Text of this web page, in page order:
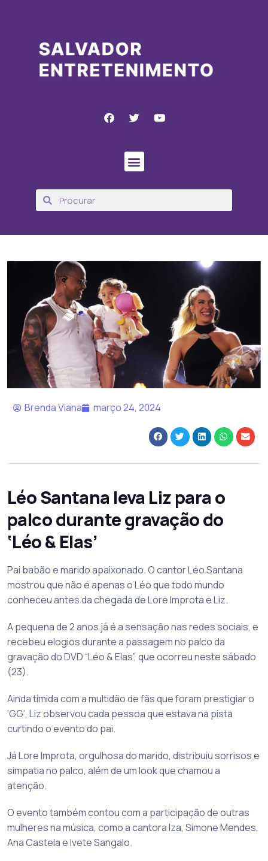
Brenda Viana março 24, 2024
Léo Santana leva Liz para o
palco durante gravação do
‘Léo & Elas’
Pai babão e marido apaixonado. O cantor Léo Santana
mostrou que não é apenas o Léo que todo mundo
conheceu antes da chegada de Lore Improta e Liz.
A pequena de 2 anos já é a sensação nas redes sociais, e
recebeu elogios durante a passagem no palco da
gravação do DVD “Léo & Elas”, que ocorreu neste sábado
(23).
Ainda tímida com a multidão de fãs que foram prestigiar o
‘GG’, Liz observou cada pessoa que estava na pista
curtindo o evento do pai.
Já Lore Improta, orgulhosa do marido, distribuiu sorrisos e
simpatia no palco, além de um look que chamou a
atenção.
O evento também contou com a participação de outras
mulheres na música, como a cantora Iza, Simone Mendes,
Ana Castela e Ivete Sangalo.